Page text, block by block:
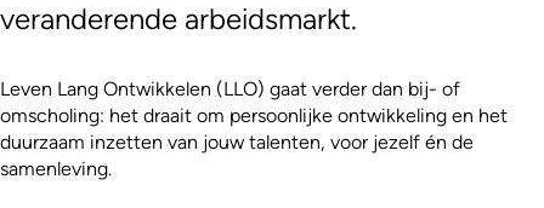
veranderende arbeidsmarkt.
Leven Lang Ontwikkelen (LLO) gaat verder dan bij- of
omscholing: het draait om persoonlijke ontwikkeling en het
duurzaam inzetten van jouw talenten, voor jezelf én de
samenleving.